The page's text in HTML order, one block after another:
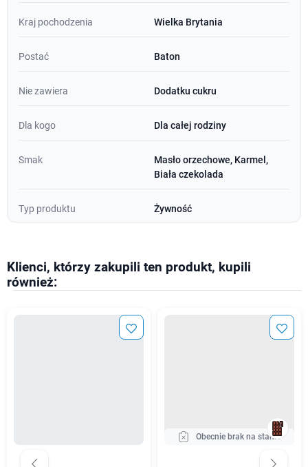
Kraj pochodzenia Wielka Brytania
Postać Baton
Nie zawiera Dodatku cukru
Dla kogo Dla całej rodziny
Smak
Masło orzechowe, Karmel,
Biała czekolada
Typ produktu Żywność
Klienci, którzy zakupili ten produkt, kupili
również:
Obecnie brak na stanie